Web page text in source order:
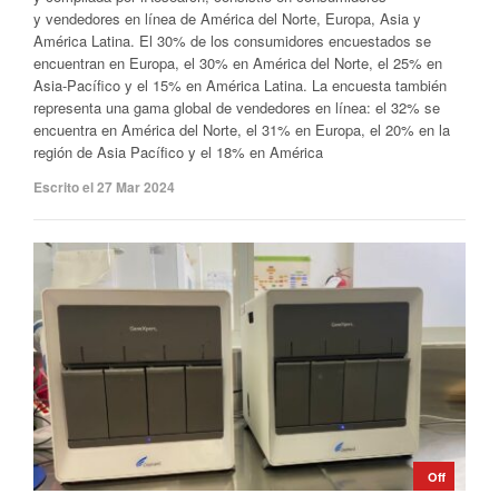
y vendedores en línea de América del Norte, Europa, Asia y
América Latina. El 30% de los consumidores encuestados se
encuentran en Europa, el 30% en América del Norte, el 25% en
Asia-Pacífico y el 15% en América Latina. La encuesta también
representa una gama global de vendedores en línea: el 32% se
encuentra en América del Norte, el 31% en Europa, el 20% en la
región de Asia Pacífico y el 18% en América
Escrito el 27 Mar 2024
Off